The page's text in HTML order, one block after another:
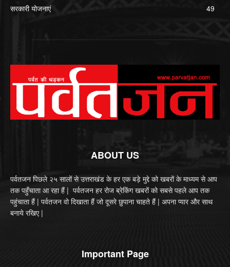
सरकारी योजनाएं
49
ABOUT US
पर्वतजन पिछले २५ सालों से उत्तराखंड के हर एक बड़े मुद्दे को खबरों के माध्यम से आप
तक पहुँचाता आ रहा हैं | पर्वतजन हर रोज ब्रेकिंग खबरों को सबसे पहले आप तक
पहुंचाता हैं | पर्वतजन वो दिखाता हैं जो दूसरे छुपाना चाहते हैं | अपना प्यार और साथ
बनाये रखिए |
Important Page